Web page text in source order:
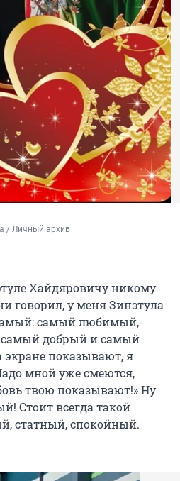
/ Личный архив
Хайдяровичу никому
говорил, у меня Зинэтула
самый любимый,
добрый и самый
экране показывают, я
мной уже смеются,
твою показывают!» Ну
Стоит всегда такой
статный, спокойный.